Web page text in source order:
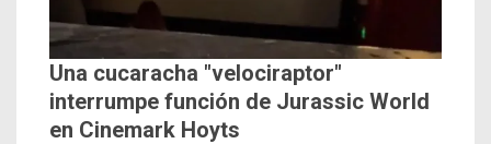
Una cucaracha "velociraptor"
interrumpe función de Jurassic World
en Cinemark Hoyts